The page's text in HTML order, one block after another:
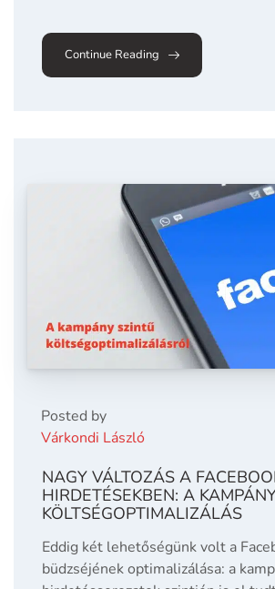
Continue Reading
Posted by
Várkondi László
NAGY VÁLTOZÁS A
HIRDETÉSEKBEN: A
KÖLTSÉGOPTIMALIZÁLÁS
Eddig két lehetőségünk volt a
büdzséjének optimalizálása: a